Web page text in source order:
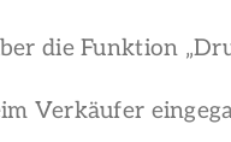
die Funktion
Verkäufer